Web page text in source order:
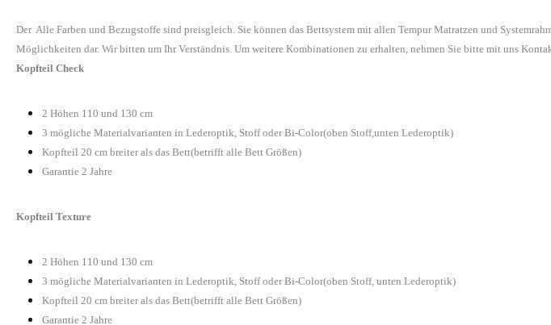
Der Alle Farben und Bezugstoffe sind preisgleich. Sie können das Bettsystem mit allen Tempur Matratzen und
Möglichkeiten dar. Wir bitten um Ihr Verständnis. Um weitere Kombinationen zu erhalten, nehmen Sie bitte mit uns
Kopfteil Check
2 Höhen 110 und 130 cm
3 mögliche Materialvarianten in Lederoptik, Stoff oder Bi-Color(oben Stoff,unten Lederoptik)
Kopfteil 20 cm breiter als das Bett(betrifft alle Bett Größen)
Garantie 2 Jahre
Kopfteil Texture
2 Höhen 110 und 130 cm
3 mögliche Materialvarianten in Lederoptik, Stoff oder Bi-Color(oben Stoff, unten Lederoptik)
Kopfteil 20 cm breiter als das Bett(betrifft alle Bett Größen)
Garantie 2 Jahre